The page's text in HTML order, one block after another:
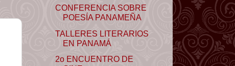
CONFERENCIA SOBRE
POESÍA PANAMEÑA
TALLERES LITERARIOS
EN PANAMÁ
2o ENCUENTRO DE